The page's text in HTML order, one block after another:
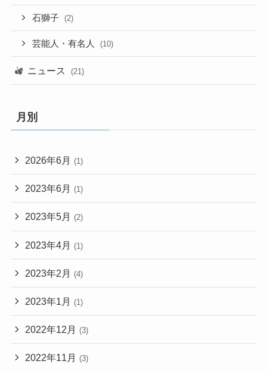
石獅子 (2)
芸能人・有名人 (10)
ニュース (21)
月別
2026年6月 (1)
2023年6月 (1)
2023年5月 (2)
2023年4月 (1)
2023年2月 (4)
2023年1月 (1)
2022年12月 (3)
2022年11月 (3)